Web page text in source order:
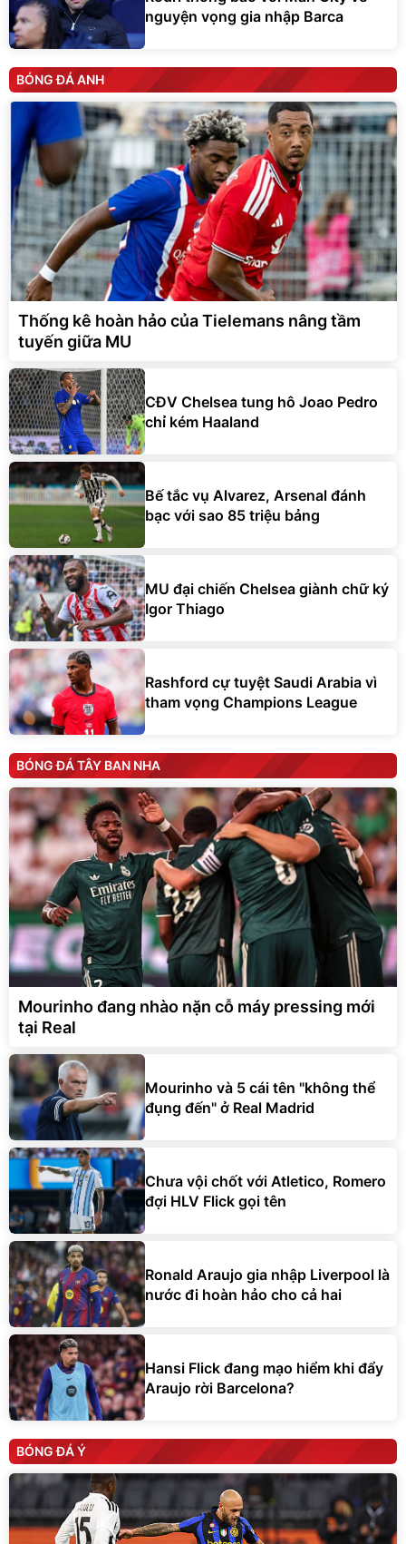
nguyện vọng gia nhập Barca
BÓNG ĐÁ ANH
Thống kê hoàn hảo của Tielemans nâng tầm
tuyến giữa MU
CĐV Chelsea tung hô Joao Pedro
chỉ kém Haaland
Bế tắc vụ Alvarez, Arsenal đánh
bạc với sao 85 triệu bảng
MU đại chiến Chelsea giành chữ ký
Igor Thiago
Rashford cự tuyệt Saudi Arabia vì
tham vọng Champions League
BÓNG ĐÁ TÂY BAN NHA
Mourinho đang nhào nặn cỗ máy pressing mới
tại Real
Mourinho và 5 cái tên "không thể
đụng đến" ở Real Madrid
Chưa vội chốt với Atletico, Romero
đợi HLV Flick gọi tên
Ronald Araujo gia nhập Liverpool là
nước đi hoàn hảo cho cả hai
Hansi Flick đang mạo hiểm khi đẩy
Araujo rời Barcelona?
BÓNG ĐÁ Ý